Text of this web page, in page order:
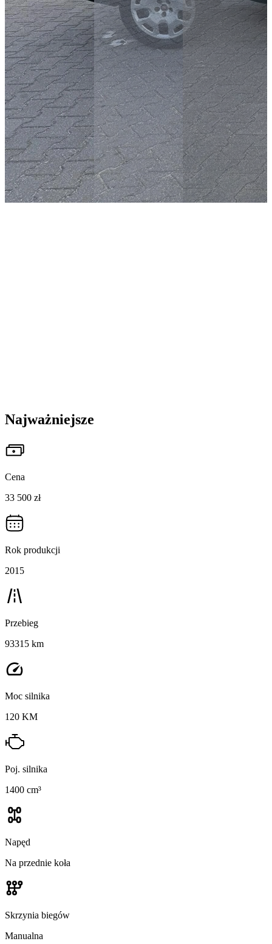
Najważniejsze
Cena
33 500 zł
Rok produkcji
2015
Przebieg
93315 km
Moc silnika
120 KM
Poj. silnika
1400 cm³
Napęd
Na przednie koła
Skrzynia biegów
Manualna